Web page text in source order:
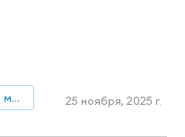
Проектно-учебная лаборатория медиакоммуникаций в образовании
25 ноября, 2025 г.